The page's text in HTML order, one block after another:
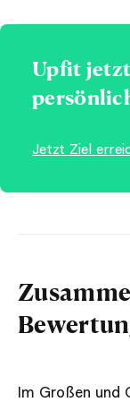
Upfit
Jetzt Ziel
Im Großen und